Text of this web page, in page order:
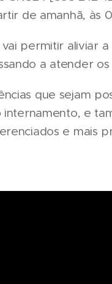
de amanhã, às
permitir aliviar
a atender
que sejam
e
e mais